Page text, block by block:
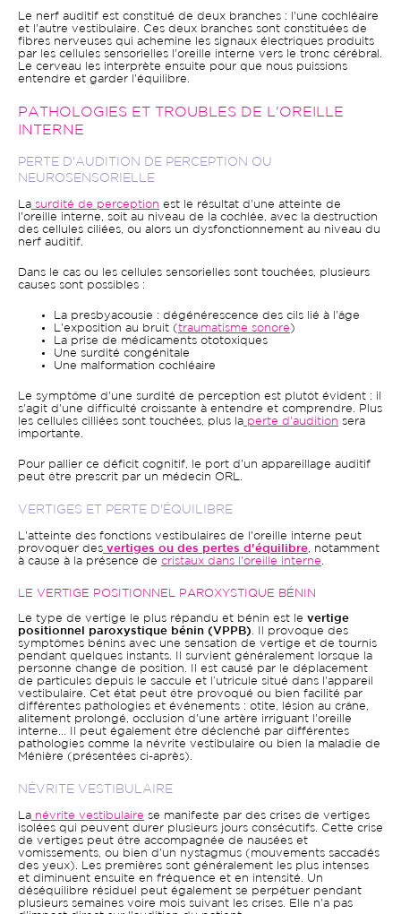
Le nerf auditif est constitué de deux branches : l'une cochléaire
et l'autre vestibulaire. Ces deux branches sont constituées de
fibres nerveuses qui achemine les signaux électriques produits
par les cellules sensorielles l'oreille interne vers le tronc cérébral.
Le cerveau les interprète ensuite pour que nous puissions
entendre et garder l'équilibre.
PATHOLOGIES ET TROUBLES DE L'OREILLE
INTERNE
PERTE D'AUDITION DE PERCEPTION OU
NEUROSENSORIELLE
La surdité de perception est le résultat d'une atteinte de
l'oreille interne, soit au niveau de la cochlée, avec la destruction
des cellules ciliées, ou alors un dysfonctionnement au niveau du
nerf auditif.
Dans le cas ou les cellules sensorielles sont touchées, plusieurs
causes sont possibles :
La presbyacousie : dégénérescence des cils lié à l'âge
L'exposition au bruit (traumatisme sonore )
La prise de médicaments ototoxiques
Une surdité congénitale
Une malformation cochléaire
Le symptôme d'une surdité de perception est plutôt évident : il
s'agit d'une difficulté croissante à entendre et comprendre. Plus
les cellules cilliées sont touchées, plus la perte d'audition sera
importante.
Pour pallier ce déficit cognitif, le port d'un appareillage auditif
peut être prescrit par un médecin ORL.
VERTIGES ET PERTE D'ÉQUILIBRE
L'atteinte des fonctions vestibulaires de l'oreille interne peut
provoquer des vertiges ou des pertes d'équilibre , notamment
à cause à la présence de cristaux dans l'oreille interne
LE VERTIGE POSITIONNEL PAROXYSTIQUE BÉNIN
Le type de vertige le plus répandu et bénin est le vertige
positionnel paroxystique bénin (VPPB) . Il provoque des
symptômes bénins avec une sensation de vertige et de tournis
pendant quelques instants. Il survient généralement lorsque la
personne change de position. Il est causé par le déplacement
de particules depuis le saccule et l’utricule situé dans l'appareil
vestibulaire. Cet état peut être provoqué ou bien facilité par
différentes pathologies et événements : otite, lésion au crâne,
alitement prolongé, occlusion d'une artère irriguant l'oreille
interne... Il peut également être déclenché par différentes
pathologies comme la névrite vestibulaire ou bien la maladie de
Ménière (présentées ci-après).
NÉVRITE VESTIBULAIRE
La névrite vestibulaire se manifeste par des crises de vertiges
isolées qui peuvent durer plusieurs jours consécutifs. Cette crise
de vertiges peut être accompagnée de nausées et
vomissements, ou bien d'un nystagmus (mouvements saccadés
des yeux). Les premières sont généralement les plus intenses
et diminuent ensuite en fréquence et en intensité. Un
déséquilibre résiduel peut également se perpétuer pendant
plusieurs semaines voire mois suivant les crises. Elle n'a pas